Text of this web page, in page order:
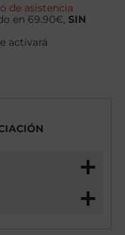
de asistencia
en 69.90€,SIN
activará